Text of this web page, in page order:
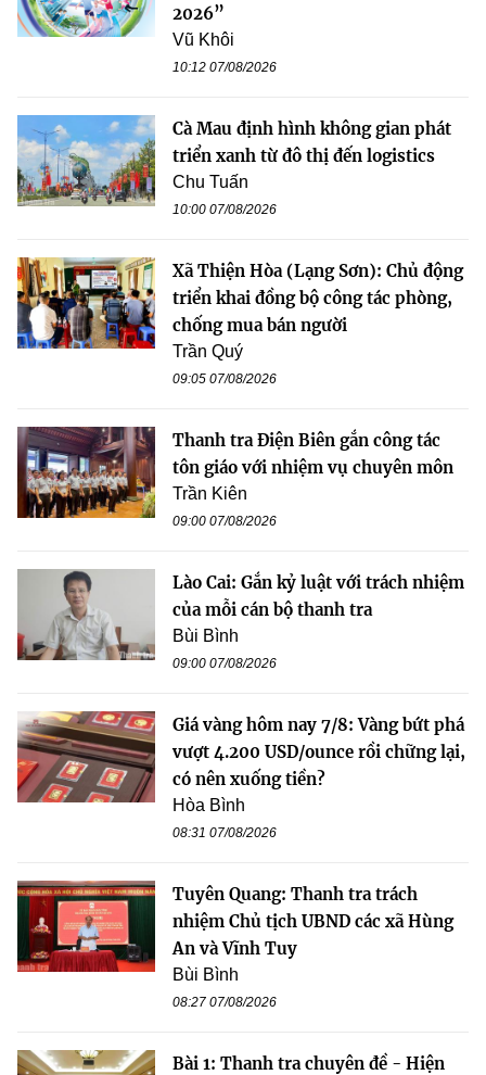
2026”
Vũ Khôi
10:12 07/08/2026
Cà Mau định hình không gian phát
triển xanh từ đô thị đến logistics
Chu Tuấn
10:00 07/08/2026
Xã Thiện Hòa (Lạng Sơn): Chủ động
triển khai đồng bộ công tác phòng,
chống mua bán người
Trần Quý
09:05 07/08/2026
Thanh tra Điện Biên gắn công tác
tôn giáo với nhiệm vụ chuyên môn
Trần Kiên
09:00 07/08/2026
Lào Cai: Gắn kỷ luật với trách nhiệm
của mỗi cán bộ thanh tra
Bùi Bình
09:00 07/08/2026
Giá vàng hôm nay 7/8: Vàng bứt phá
vượt 4.200 USD/ounce rồi chững lại,
có nên xuống tiền?
Hòa Bình
08:31 07/08/2026
Tuyên Quang: Thanh tra trách
nhiệm Chủ tịch UBND các xã Hùng
An và Vĩnh Tuy
Bùi Bình
08:27 07/08/2026
Bài 1: Thanh tra chuyên đề - Hiện